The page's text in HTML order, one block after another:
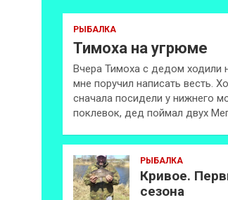
РЫБАЛКА
Тимоха на угрюме
Вчера Тимоха с дедом ходили
мне поручил написать весть.
сначала посидели у нижнего
поклевок, дед поймал двух
РЫБАЛКА
Кривое.
сезона